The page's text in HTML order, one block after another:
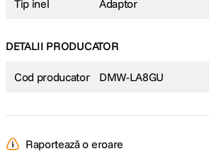
Tip inel Adaptor
DETALII PRODUCATOR
Cod producator DMW-LA8GU
Raportează o eroare